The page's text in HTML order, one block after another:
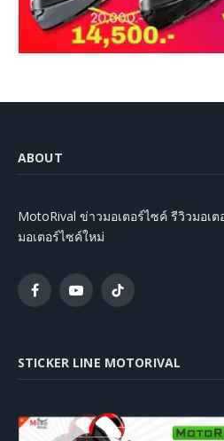
ABOUT
MotoRival ข่าวมอเตอร์ไซค์ รีวิวมอเ
มอเตอร์ไซค์ใหม่
FacebookYouTubeTikTok
STICKER LINE MOTORIVAL